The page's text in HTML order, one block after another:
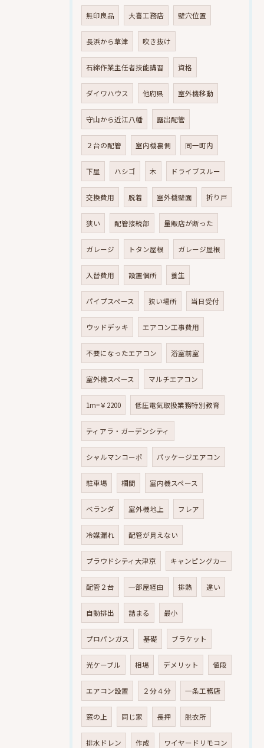
無印良品 大喜工務店 壁穴位置
長浜から草津 吹き抜け
石綿作業主任者技能講習 資格
ダイワハウス 他府県 室外機移動
守山から近江八幡 露出配管
２台の配管 室内機裏側 同一町内
下屋 ハシゴ 木 ドライブスルー
交換費用 脱着 室外機壁面 折り戸
狭い 配管接続部 量販店が断った
ガレージ トタン屋根 ガレージ屋根
入替費用 設置個所 養生
パイプスペース 狭い場所 当日受付
ウッドデッキ エアコン工事費用
不要になったエアコン 浴室前室
室外機スペース マルチエアコン
1m=￥2200 低圧電気取扱業務特別教育
ティアラ・ガーデンシティ
シャルマンコーポ パッケージエアコン
駐車場 欄間 室内機スペース
ベランダ 室外機地上 フレア
冷媒漏れ 配管が見えない
プラウドシティ大津京 キャンピングカー
配管２台 一部屋経由 排熱 違い
自動排出 詰まる 最小
プロパンガス 基礎 ブラケット
光ケーブル 相場 デメリット 値段
エアコン設置 ２分４分 一条工務店
窓の上 同じ家 長押 脱衣所
排水ドレン 作成 ワイヤードリモコン